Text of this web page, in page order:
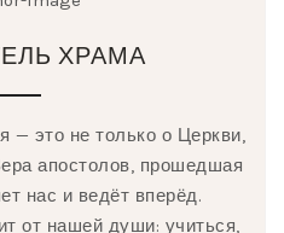
ХРАМА
— это не только о Церкви,
апостолов, прошедшая
нас и ведёт вперёд.
от нашей души: учиться,